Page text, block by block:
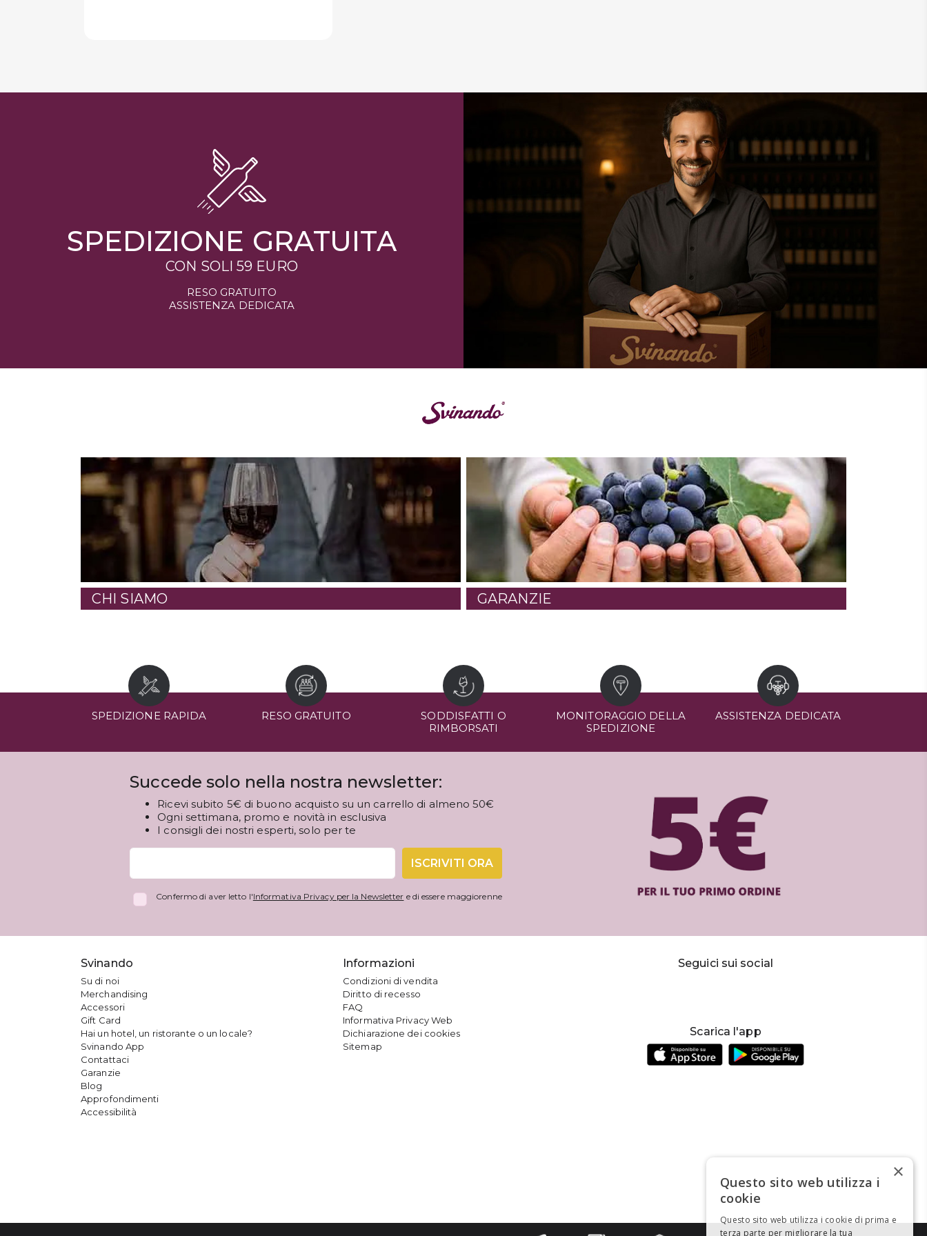
SPEDIZIONE GRATUITA
CON SOLI 59 EURO
RESO GRATUITO
ASSISTENZA DEDICATA
CHI SIAMO GARANZIE
SPEDIZIONE RAPIDA RESO GRATUITO
SODDISFATTI O
RIMBORSATI
MONITORAGGIO DELLA
SPEDIZIONE
ASSISTENZA DEDICATA
Succede solo nella nostra newsletter:
Ricevi subito 5€ di buono acquisto su un carrello di almeno 50€
Ogni settimana, promo e novità in esclusiva
I consigli dei nostri esperti, solo per te
ISCRIVITI ORA
Confermo di aver letto l'Informativa Privacy per la Newsletter e di essere maggiorenne
Svinando
Su di noi
Merchandising
Accessori
Gift Card
Hai un hotel, un ristorante o un locale?
Svinando App
Contattaci
Garanzie
Blog
Approfondimenti
Accessibilità
Informazioni
Condizioni di vendita
Diritto di recesso
FAQ
Informativa Privacy Web
Dichiarazione dei cookies
Sitemap
Seguici sui social
Scarica l'app
×
Questo sito web utilizza i
cookie
Questo sito web utilizza i cookie di prima e
terza parte per migliorare la tua